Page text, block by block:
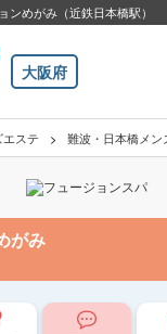
ンめがみ（近鉄日本橋駅）
大阪府
ステ 難波・日本橋メン
がみ